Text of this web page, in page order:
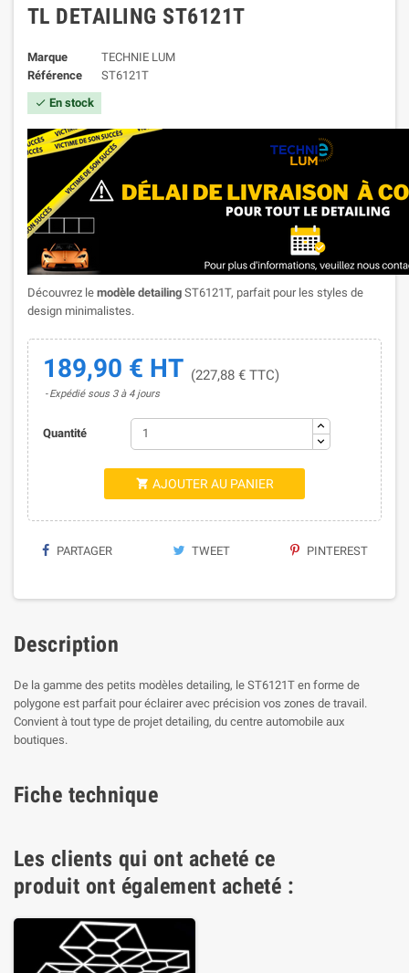
TL DETAILING ST6121T
Marque
TECHNIE LUM
Référence
ST6121T
 En stock
Découvrez le modèle detailing ST6121T, parfait pour les styles de
design minimalistes.
189,90 € HT (227,88 € TTC)
Expédié sous 3 à 4 jours
Quantité
 AJOUTER AU PANIER
PARTAGER TWEET PINTEREST
Description
De la gamme des petits modèles detailing, le ST6121T en forme de
polygone est parfait pour éclairer avec précision vos zones de travail.
Convient à tout type de projet detailing, du centre automobile aux
boutiques.
Fiche technique
Les clients qui ont acheté ce
produit ont également acheté :